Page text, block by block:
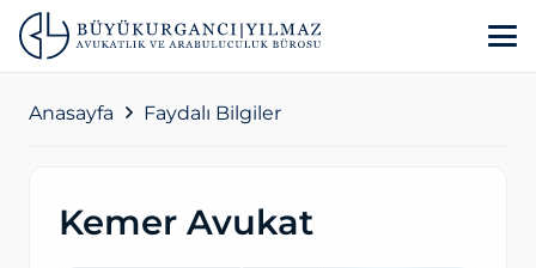
Anasayfa Faydalı Bilgiler
Kemer Avukat